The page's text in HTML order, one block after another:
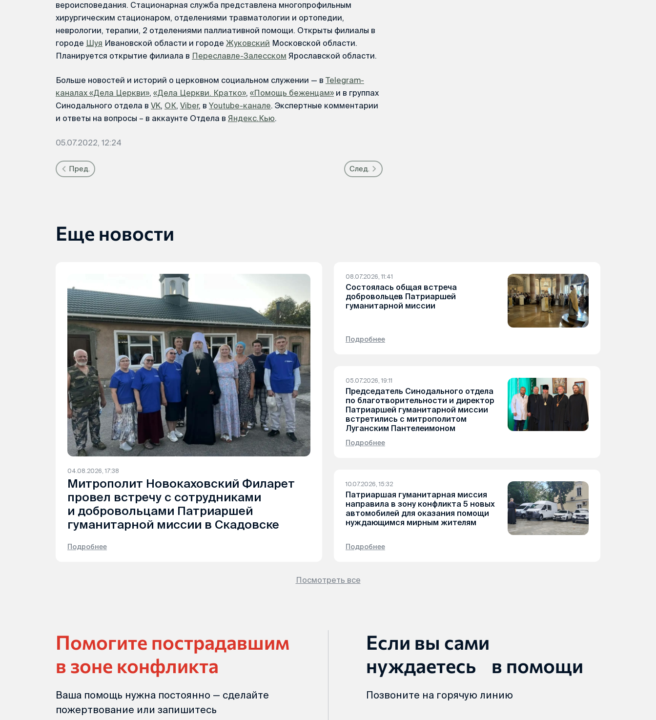
вероисповедания. Стационарная служба представлена многопрофильным
хирургическим стационаром, отделениями травматологии и ортопедии,
неврологии, терапии, 2 отделениями паллиативной помощи. Открыты филиалы в
городе Шуя Ивановской области и городе Жуковский Московской области.
Планируется открытие филиала в Переславле-Залесском Ярославской области.
Больше новостей и историй о церковном социальном служении — в Telegram-
каналах «Дела Церкви», «Дела Церкви. Кратко», «Помощь беженцам» и в группах
Синодального отдела в VK, ОК, Viber, в Youtube-канале. Экспертные комментарии
и ответы на вопросы – в аккаунте Отдела в Яндекс.Кью.
05.07.2022, 12:24
Пред. След.
Еще новости
04.08.2026, 17:38
Митрополит Новокаховский Филарет
провел встречу с сотрудниками
и добровольцами Патриаршей
гуманитарной миссии в Скадовске
Подробнее
08.07.2026, 11:41
Состоялась общая встреча
добровольцев Патриаршей
гуманитарной миссии
Подробнее
05.07.2026, 19:11
Председатель Синодального отдела
по благотворительности и директор
Патриаршей гуманитарной миссии
встретились с митрополитом
Луганским Пантелеимоном
Подробнее
10.07.2026, 15:32
Патриаршая гуманитарная миссия
направила в зону конфликта 5 новых
автомобилей для оказания помощи
нуждающимся мирным жителям
Подробнее
Посмотреть все
Помогите пострадавшим
в зоне конфликта
Ваша помощь нужна постоянно — сделайте
пожертвование или запишитесь
Если вы сами
нуждаетесь в помощи
Позвоните на горячую линию